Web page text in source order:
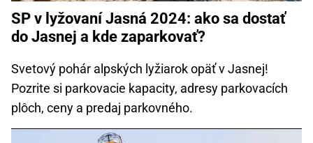
SP v lyžovaní Jasná 2024: ako sa dostať
do Jasnej a kde zaparkovať?
Svetový pohár alpských lyžiarok opäť v Jasnej!
Pozrite si parkovacie kapacity, adresy parkovacích
plôch, ceny a predaj parkovného.